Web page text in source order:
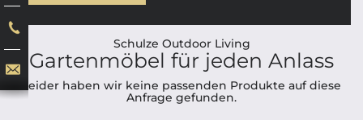
Schulze Outdoor Living
Gartenmöbel für jeden Anlass
Leider haben wir keine passenden Produkte auf diese
Anfrage gefunden.